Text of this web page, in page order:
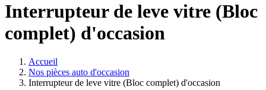
Interrupteur de leve vitre (Bloc
complet) d'occasion
Accueil
Nos pièces auto d'occasion
Interrupteur de leve vitre (Bloc complet) d'occasion